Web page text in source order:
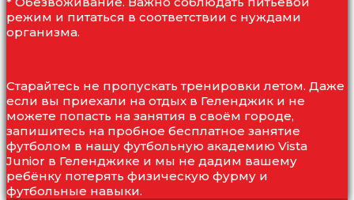
режим и питаться в соответствии с нуждами
организма.
Старайтесь не пропускать тренировки летом. Даже
если вы приехали на отдых в Геленджик и не
можете попасть на занятия в своём городе,
запишитесь на пробное бесплатное занятие
футболом в нашу футбольную академию Vista
Junior в Геленджике и мы не дадим вашему
ребёнку потерять физическую фурму и
футбольные навыки.